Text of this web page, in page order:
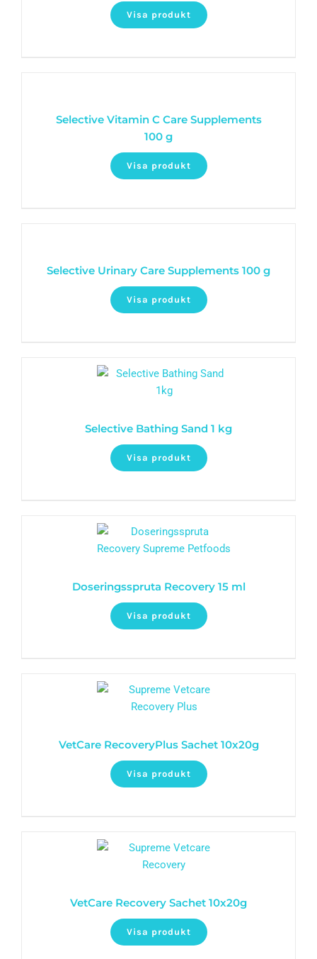
Visa produkt
Selective Vitamin C Care Supplements
100 g
Visa produkt
Selective Urinary Care Supplements 100 g
Visa produkt
Selective Bathing Sand 1 kg
Visa produkt
Doseringsspruta Recovery 15 ml
Visa produkt
VetCare RecoveryPlus Sachet 10x20g
Visa produkt
VetCare Recovery Sachet 10x20g
Visa produkt